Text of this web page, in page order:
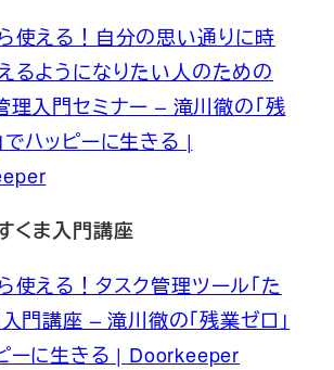
使える！自分の思い通りに時
るようになりたい人のための
理入門セミナー – 滝川徹の「残
でハッピーに生きる |
くま入門講座
使える！タスク管理ツール「た
入門講座 – 滝川徹の「残業ゼロ」
ーに生きる | Doorkeeper